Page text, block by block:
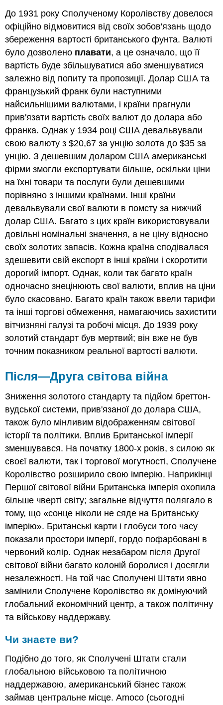
До 1931 року Сполученому Королівству довелося
офіційно відмовитися від своїх зобов'язань щодо
збереження вартості британського фунта. Валюті
було дозволено плавати, а це означало, що її
вартість буде збільшуватися або зменшуватися
залежно від попиту та пропозиції. Долар США та
французький франк були наступними
найсильнішими валютами, і країни прагнули
прив'язати вартість своїх валют до долара або
франка. Однак у 1934 році США девальвували
свою валюту з $20,67 за унцію золота до $35 за
унцію. З дешевшим доларом США американські
фірми змогли експортувати більше, оскільки ціни
на їхні товари та послуги були дешевшими
порівняно з іншими країнами. Інші країни
девальвували свої валюти в помсту за нижчий
долар США. Багато з цих країн використовували
довільні номінальні значення, а не ціну відносно
своїх золотих запасів. Кожна країна сподівалася
здешевити свій експорт в інші країни і скоротити
дорогий імпорт. Однак, коли так багато країн
одночасно знецінюють свої валюти, вплив на ціни
було скасовано. Багато країн також ввели тарифи
та інші торгові обмеження, намагаючись захистити
вітчизняні галузі та робочі місця. До 1939 року
золотий стандарт був мертвий; він вже не був
точним показником реальної вартості валюти.
Після—Друга світова війна
Зниження золотого стандарту та підйом бреттон-
вудської системи, прив'язаної до долара США,
також було мінливим відображенням світової
історії та політики. Вплив Британської імперії
зменшувався. На початку 1800-х років, з силою як
своєї валюти, так і торгової могутності, Сполучене
Королівство розширило свою імперію. Наприкінці
Першої світової війни Британська імперія охопила
більше чверті світу; загальне відчуття полягало в
тому, що «сонце ніколи не сяде на Британську
імперію». Британські карти і глобуси того часу
показали простори імперії, гордо пофарбовані в
червоний колір. Однак незабаром після Другої
світової війни багато колоній боролися і досягли
незалежності. На той час Сполучені Штати явно
замінили Сполучене Королівство як домінуючий
глобальний економічний центр, а також політичну
та військову наддержаву.
Чи знаєте ви?
Подібно до того, як Сполучені Штати стали
глобальною військовою та політичною
наддержавою, американський бізнес також
займав центральне місце. Amoco (сьогодні